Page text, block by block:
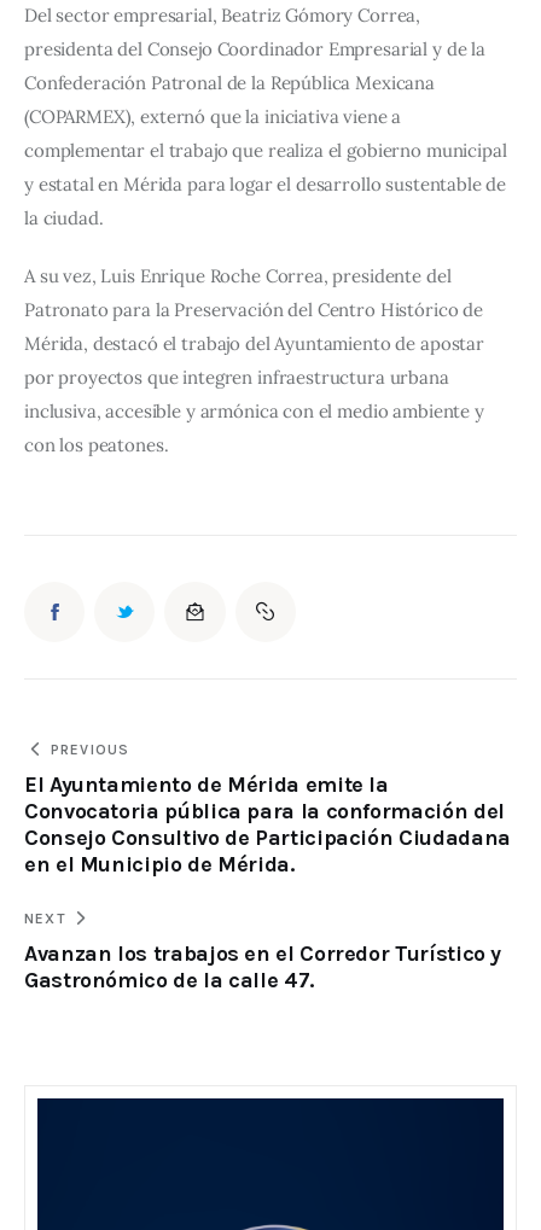
Del sector empresarial, Beatriz Gómory Correa,
presidenta del Consejo Coordinador Empresarial y de la
Confederación Patronal de la República Mexicana
(COPARMEX), externó que la iniciativa viene a
complementar el trabajo que realiza el gobierno municipal
y estatal en Mérida para logar el desarrollo sustentable de
la ciudad.
A su vez, Luis Enrique Roche Correa, presidente del
Patronato para la Preservación del Centro Histórico de
Mérida, destacó el trabajo del Ayuntamiento de apostar
por proyectos que integren infraestructura urbana
inclusiva, accesible y armónica con el medio ambiente y
con los peatones.
PREVIOUS
El Ayuntamiento de Mérida emite la
Convocatoria pública para la conformación del
Consejo Consultivo de Participación Ciudadana
en el Municipio de Mérida.
NEXT
Avanzan los trabajos en el Corredor Turístico y
Gastronómico de la calle 47.